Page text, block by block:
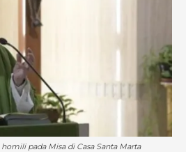
pada Misa di Casa Santa Marta